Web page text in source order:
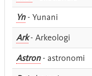
Yn- Yunani
Ark- Arkeologi
Astron- astronomi